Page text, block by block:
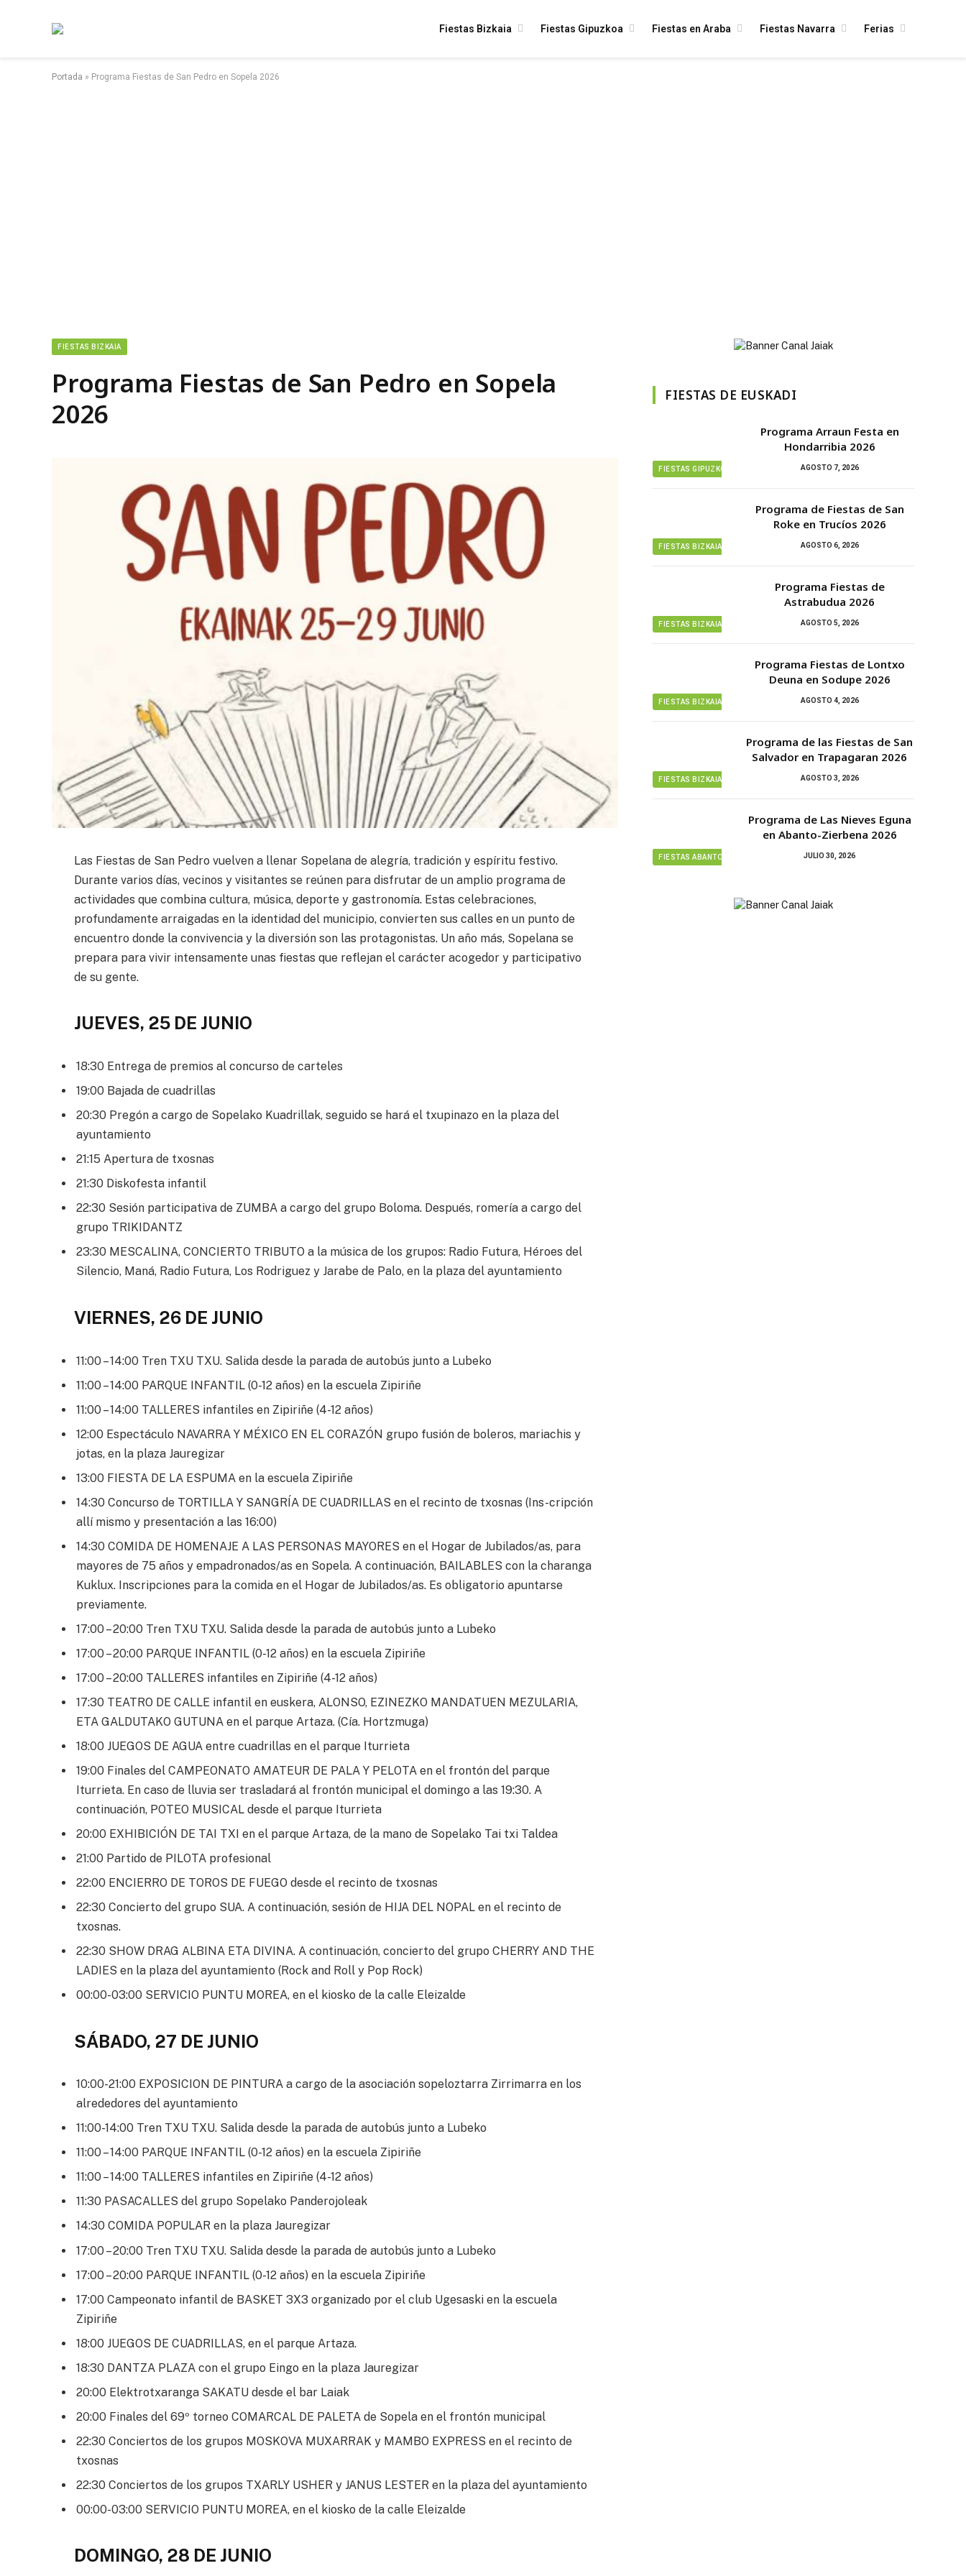
Fiestas Bizkaia Fiestas Gipuzkoa Fiestas en Araba Fiestas Navarra Ferias
Portada » Programa Fiestas de San Pedro en Sopela 2026
FIESTAS BIZKAIA
Programa Fiestas de San Pedro en Sopela
2026
Las Fiestas de San Pedro vuelven a llenar Sopelana de alegría, tradición y espíritu festivo.
Durante varios días, vecinos y visitantes se reúnen para disfrutar de un amplio programa de
actividades que combina cultura, música, deporte y gastronomía. Estas celebraciones,
profundamente arraigadas en la identidad del municipio, convierten sus calles en un punto de
encuentro donde la convivencia y la diversión son las protagonistas. Un año más, Sopelana se
prepara para vivir intensamente unas fiestas que reflejan el carácter acogedor y participativo
de su gente.
JUEVES, 25 DE JUNIO
18:30 Entrega de premios al concurso de carteles
19:00 Bajada de cuadrillas
20:30 Pregón a cargo de Sopelako Kuadrillak, seguido se hará el txupinazo en la plaza del
ayuntamiento
21:15 Apertura de txosnas
21:30 Diskofesta infantil
22:30 Sesión participativa de ZUMBA a cargo del grupo Boloma. Después, romería a cargo del
grupo TRIKIDANTZ
23:30 MESCALINA, CONCIERTO TRIBUTO a la música de los grupos: Radio Futura, Héroes del
Silencio, Maná, Radio Futura, Los Rodriguez y Jarabe de Palo, en la plaza del ayuntamiento
VIERNES, 26 DE JUNIO
11:00 – 14:00 Tren TXU TXU. Salida desde la parada de autobús junto a Lubeko
11:00 – 14:00 PARQUE INFANTIL (0-12 años) en la escuela Zipiriñe
11:00 – 14:00 TALLERES infantiles en Zipiriñe (4-12 años)
12:00 Espectáculo NAVARRA Y MÉXICO EN EL CORAZÓN grupo fusión de boleros, mariachis y
jotas, en la plaza Jauregizar
13:00 FIESTA DE LA ESPUMA en la escuela Zipiriñe
14:30 Concurso de TORTILLA Y SANGRÍA DE CUADRILLAS en el recinto de txosnas (Ins-cripción
allí mismo y presentación a las 16:00)
14:30 COMIDA DE HOMENAJE A LAS PERSONAS MAYORES en el Hogar de Jubilados/as, para
mayores de 75 años y empadronados/as en Sopela. A continuación, BAILABLES con la charanga
Kuklux. Inscripciones para la comida en el Hogar de Jubilados/as. Es obligatorio apuntarse
previamente.
17:00 – 20:00 Tren TXU TXU. Salida desde la parada de autobús junto a Lubeko
17:00 – 20:00 PARQUE INFANTIL (0-12 años) en la escuela Zipiriñe
17:00 – 20:00 TALLERES infantiles en Zipiriñe (4-12 años)
17:30 TEATRO DE CALLE infantil en euskera, ALONSO, EZINEZKO MANDATUEN MEZULARIA,
ETA GALDUTAKO GUTUNA en el parque Artaza. (Cía. Hortzmuga)
18:00 JUEGOS DE AGUA entre cuadrillas en el parque Iturrieta
19:00 Finales del CAMPEONATO AMATEUR DE PALA Y PELOTA en el frontón del parque
Iturrieta. En caso de lluvia ser trasladará al frontón municipal el domingo a las 19:30. A
continuación, POTEO MUSICAL desde el parque Iturrieta
20:00 EXHIBICIÓN DE TAI TXI en el parque Artaza, de la mano de Sopelako Tai txi Taldea
21:00 Partido de PILOTA profesional
22:00 ENCIERRO DE TOROS DE FUEGO desde el recinto de txosnas
22:30 Concierto del grupo SUA. A continuación, sesión de HIJA DEL NOPAL en el recinto de
txosnas.
22:30 SHOW DRAG ALBINA ETA DIVINA. A continuación, concierto del grupo CHERRY AND THE
LADIES en la plaza del ayuntamiento (Rock and Roll y Pop Rock)
00:00-03:00 SERVICIO PUNTU MOREA, en el kiosko de la calle Eleizalde
SÁBADO, 27 DE JUNIO
10:00-21:00 EXPOSICION DE PINTURA a cargo de la asociación sopeloztarra Zirrimarra en los
alrededores del ayuntamiento
11:00-14:00 Tren TXU TXU. Salida desde la parada de autobús junto a Lubeko
11:00 – 14:00 PARQUE INFANTIL (0-12 años) en la escuela Zipiriñe
11:00 – 14:00 TALLERES infantiles en Zipiriñe (4-12 años)
11:30 PASACALLES del grupo Sopelako Panderojoleak
14:30 COMIDA POPULAR en la plaza Jauregizar
17:00 – 20:00 Tren TXU TXU. Salida desde la parada de autobús junto a Lubeko
17:00 – 20:00 PARQUE INFANTIL (0-12 años) en la escuela Zipiriñe
17:00 Campeonato infantil de BASKET 3X3 organizado por el club Ugesaski en la escuela
Zipiriñe
18:00 JUEGOS DE CUADRILLAS, en el parque Artaza.
18:30 DANTZA PLAZA con el grupo Eingo en la plaza Jauregizar
20:00 Elektrotxaranga SAKATU desde el bar Laiak
20:00 Finales del 69º torneo COMARCAL DE PALETA de Sopela en el frontón municipal
22:30 Conciertos de los grupos MOSKOVA MUXARRAK y MAMBO EXPRESS en el recinto de
txosnas
22:30 Conciertos de los grupos TXARLY USHER y JANUS LESTER en la plaza del ayuntamiento
00:00-03:00 SERVICIO PUNTU MOREA, en el kiosko de la calle Eleizalde
DOMINGO, 28 DE JUNIO
FIESTAS DE EUSKADI
FIESTAS GIPUZKOA
Programa Arraun Festa en
Hondarribia 2026
AGOSTO 7, 2026
FIESTAS BIZKAIA
Programa de Fiestas de San
Roke en Trucíos 2026
AGOSTO 6, 2026
FIESTAS BIZKAIA
Programa Fiestas de
Astrabudua 2026
AGOSTO 5, 2026
FIESTAS BIZKAIA
Programa Fiestas de Lontxo
Deuna en Sodupe 2026
AGOSTO 4, 2026
FIESTAS BIZKAIA
Programa de las Fiestas de San
Salvador en Trapagaran 2026
AGOSTO 3, 2026
FIESTAS ABANTO ZIERBENA
Programa de Las Nieves Eguna
en Abanto-Zierbena 2026
JULIO 30, 2026